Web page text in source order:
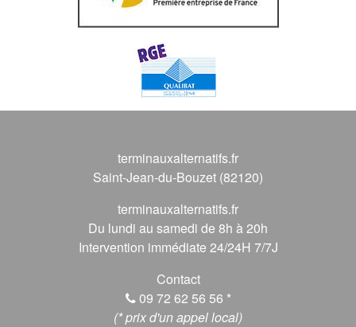
terminauxalternatifs.fr
Saint-Jean-du-Bouzet (82120)
terminauxalternatifs.fr
Du lundi au samedi de 8h à 20h
Intervention immédiate 24/24H 7/7J
Contact
09 72 62 56 56 *
(* prix d'un appel local)